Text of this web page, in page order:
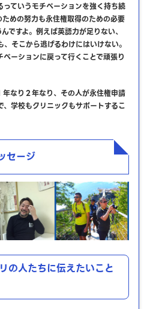
ていうモチベーションを強く持ち続
めの努力も永住権取得のための必要
ですよ。例えば英語力が足りない、
そこから逃げるわけにはいけない。
ーションに戻って行くことで頑張り
なり２年なり、その人が永住権申請
学校もクリニックもサポートするこ
セージ
の人たちに伝えたいこと